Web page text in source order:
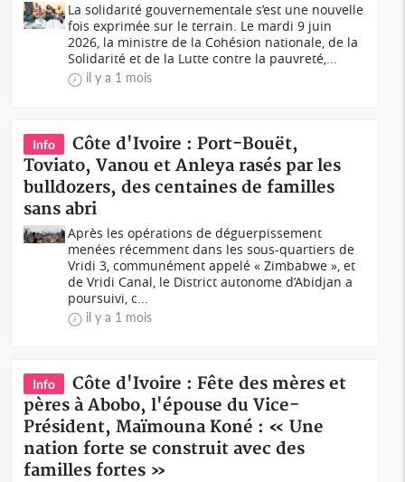
La solidarité gouvernementale s’est une nouvelle
fois exprimée sur le terrain. Le mardi 9 juin
2026, la ministre de la Cohésion nationale, de la
Solidarité et de la Lutte contre la pauvreté,...
il y a 1 mois
Info
Côte d'Ivoire : Port-Bouët,
Toviato, Vanou et Anleya rasés par les
bulldozers, des centaines de familles
sans abri
Après les opérations de déguerpissement
menées récemment dans les sous-quartiers de
Vridi 3, communément appelé « Zimbabwe », et
de Vridi Canal, le District autonome d’Abidjan a
poursuivi, c...
il y a 1 mois
Info
Côte d'Ivoire : Fête des mères et
pères à Abobo, l'épouse du Vice-
Président, Maïmouna Koné : « Une
nation forte se construit avec des
familles fortes »